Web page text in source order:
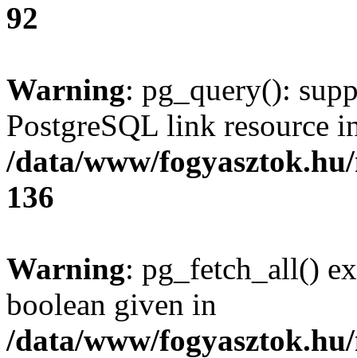
92
Warning: pg_query():
PostgreSQL link resource
/data/www/
136
Warning: pg_fetch_all()
boolean given in
/data/www/